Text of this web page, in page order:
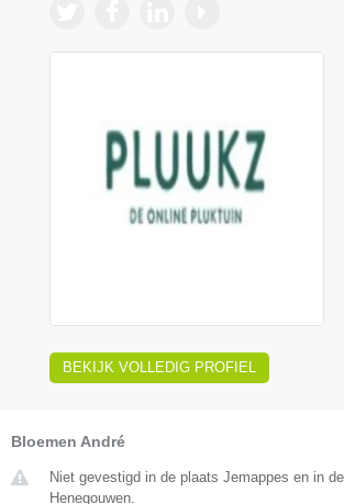
BEKIJK VOLLEDIG PROFIEL
Bloemen André
Niet gevestigd in de plaats Jemappes en in
Henegouwen.